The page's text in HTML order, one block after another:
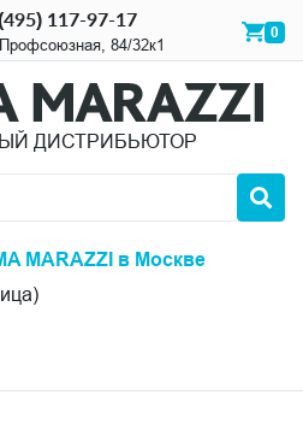
117-97-17
84/32к1
0
ДИСТРИБЬЮТОР
MARAZZI в Москве